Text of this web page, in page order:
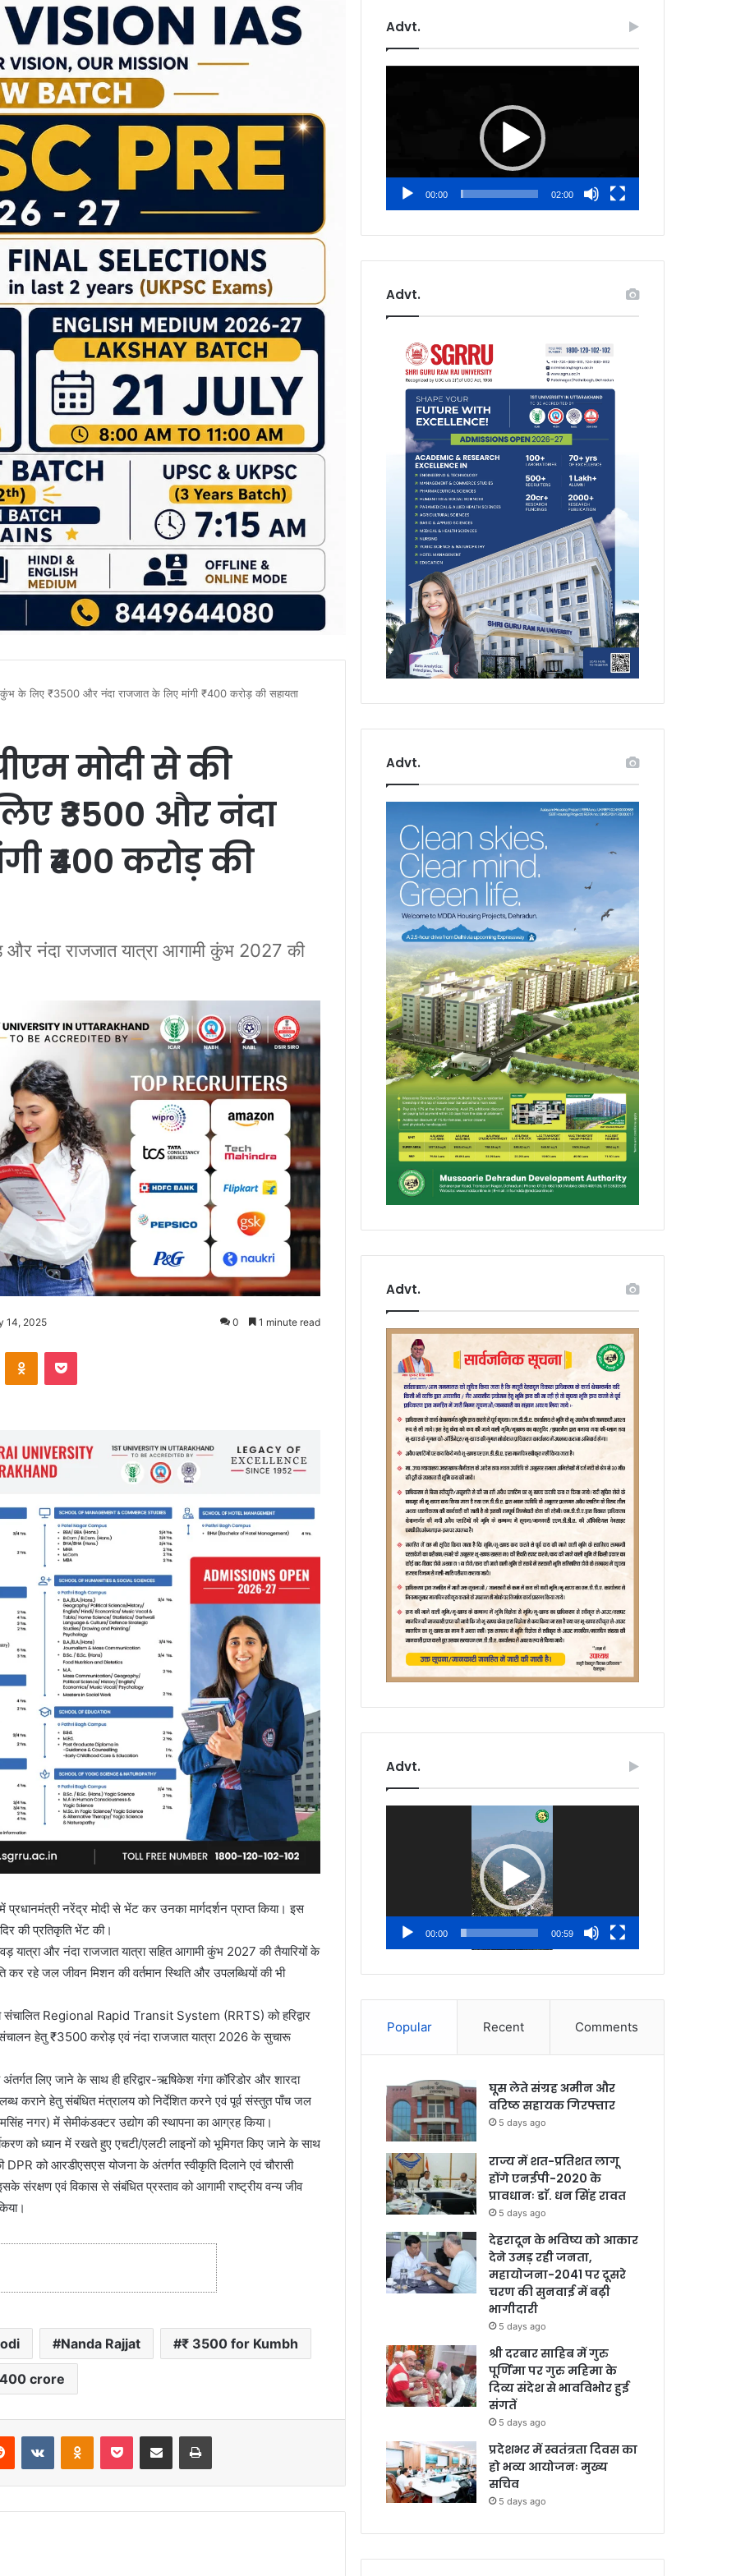
कुंभ के लिए ₹3500 और नंदा राजजात के लिए मांगी ₹400 करोड़ की सहायता
मोदी से की
₹3500 और नंदा
₹400 करोड़ की
नंदा राजजात यात्रा आगामी कुंभ 2027 की
14, 2025 0 1 minute read
प्रधानमंत्री नरेंद्र मोदी से भेंट कर उनका मार्गदर्शन प्राप्त किया। इस
की प्रतिकृति भेंट की।
यात्रा और नंदा राजजात यात्रा सहित आगामी कुंभ 2027 की तैयारियों के
कर रहे जल जीवन मिशन की वर्तमान स्थिति और उपलब्धियों की भी
संचालित Regional Rapid Transit System (RRTS) को हरिद्वार
हेतु ₹3500 करोड़ एवं नंदा राजजात यात्रा 2026 के सुचारू
लिए जाने के साथ ही हरिद्वार-ऋषिकेश गंगा कॉरिडोर और शारदा
कराने हेतु संबंधित मंत्रालय को निर्देशित करने एवं पूर्व संस्तुत पाँच जल
नगर) में सेमीकंडक्टर उद्योग की स्थापना का आग्रह किया।
को ध्यान में रखते हुए एचटी/एलटी लाइनों को भूमिगत किए जाने के साथ
DPR को आरडीएसएस योजना के अंतर्गत स्वीकृति दिलाने एवं चौरासी
संरक्षण एवं विकास से संबंधित प्रस्ताव को आगामी राष्ट्रीय वन्य जीव
Nanda Rajjat ₹ 3500 for Kumbh
crore
Advt.
00:00 02:00
Advt.
Advt.
Advt.
Advt.
00:00 00:59
Popular Recent Comments
घूस लेते संग्रह अमीन और
वरिष्ठ सहायक गिरफ्तार
5 days ago
राज्य में शत-प्रतिशत लागू
होंगे एनईपी-2020 के
प्रावधानः डाॅ. धन सिंह रावत
5 days ago
देहरादून के भविष्य को आकार
देने उमड़ रही जनता,
महायोजना-2041 पर दूसरे
चरण की सुनवाई में बढ़ी
भागीदारी
5 days ago
श्री दरबार साहिब में गुरु
पूर्णिमा पर गुरु महिमा के
दिव्य संदेश से भावविभोर हुई
संगतें
5 days ago
प्रदेशभर में स्वतंत्रता दिवस का
हो भव्य आयोजनः मुख्य
सचिव
5 days ago